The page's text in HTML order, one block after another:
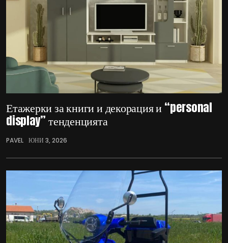
Етажерки за книги и декорация и “personal
display” тенденцията
PAVEL ЮНИ 3, 2026